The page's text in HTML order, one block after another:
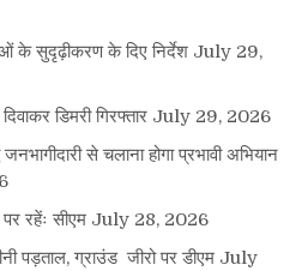
के सुदृढ़ीकरण के दिए निर्देश July 29,
डिमरी गिरफ्तार July 29, 2026
से चलाना होगा प्रभावी अभियान
रहेंः सीएम July 28, 2026
पड़ताल, ग्राउंड जीरो पर डीएम July